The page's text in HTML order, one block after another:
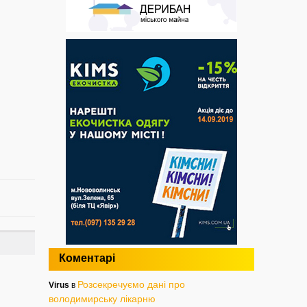
Коментарі
Virus в Розсекречуємо дані про
володимирську лікарню